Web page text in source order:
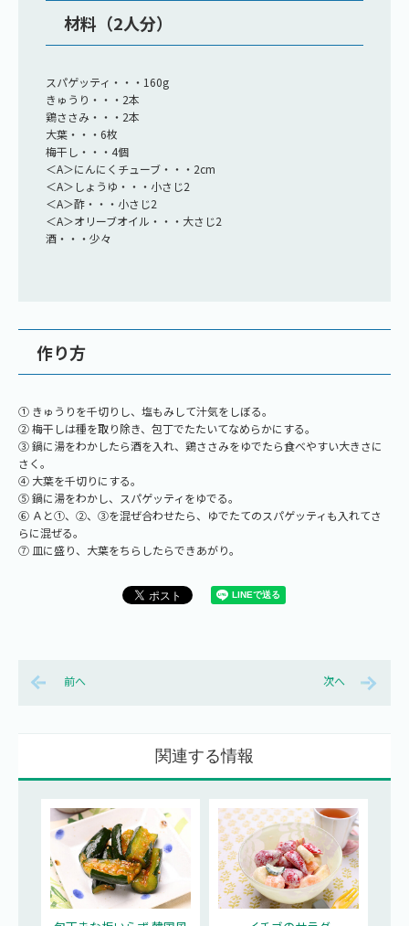
材料（2人分）
スパゲッティ・・・160g
きゅうり・・・2本
鶏ささみ・・・2本
大葉・・・6枚
梅干し・・・4個
＜A＞にんにくチューブ・・・2cm
＜A＞しょうゆ・・・小さじ2
＜A＞酢・・・小さじ2
＜A＞オリーブオイル・・・大さじ2
酒・・・少々
作り方
① きゅうりを千切りし、塩もみして汁気をしぼる。
② 梅干しは種を取り除き、包丁でたたいてなめらかにする。
③ 鍋に湯をわかしたら酒を入れ、鶏ささみをゆでたら食べやすい大きさに
さく。
④ 大葉を千切りにする。
⑤ 鍋に湯をわかし、スパゲッティをゆでる。
⑥ Ａと①、②、③を混ぜ合わせたら、ゆでたてのスパゲッティも入れてさ
らに混ぜる。
⑦ 皿に盛り、大葉をちらしたらできあがり。
前へ 次へ
関連する情報